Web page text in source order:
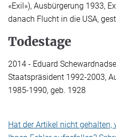
«Exil»), Ausbürgerung 1933,
danach Flucht in die USA,
Todestage
2014 - Eduard
Staatspräsident 1992-2003,
1985-1990, geb. 1928
Hat der Artikel nicht gehalten,